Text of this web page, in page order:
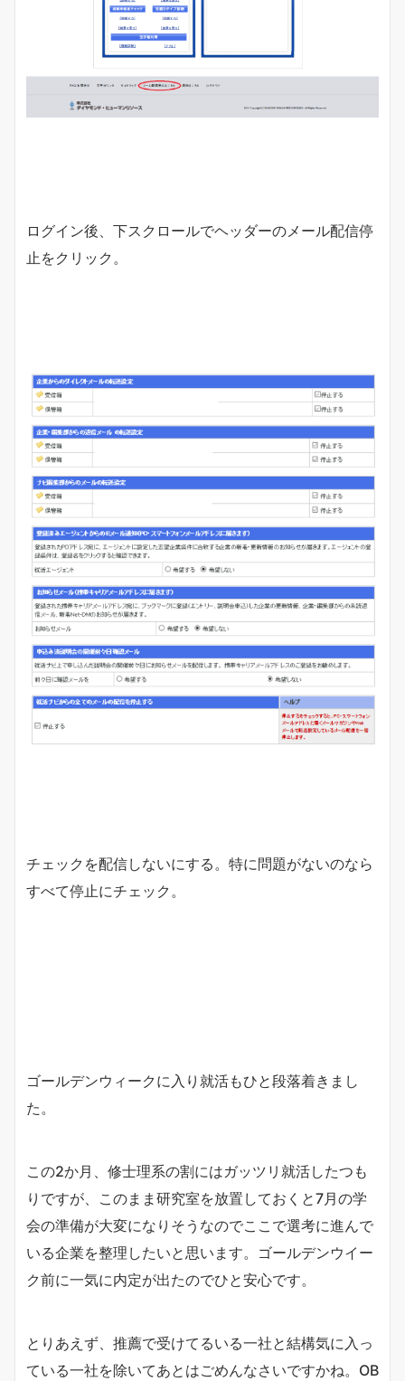
ログイン後、下スクロールでヘッダーのメール配信停
止をクリック。
チェックを配信しないにする。特に問題がないのなら
すべて停止にチェック。
ゴールデンウィークに入り就活もひと段落着きまし
た。
この2か月、修士理系の割にはガッツリ就活したつも
りですが、このまま研究室を放置しておくと7月の学
会の準備が大変になりそうなのでここで選考に進んで
いる企業を整理したいと思います。ゴールデンウイー
ク前に一気に内定が出たのでひと安心です。
とりあえず、推薦で受けてるいる一社と結構気に入っ
ている一社を除いてあとはごめんなさいですかね。OB